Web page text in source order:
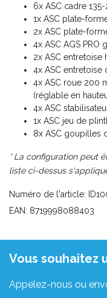
6x ASC cadre
1x ASC plate-
2x ASC plate-
4x ASC AGS
2x ASC entretoise
4x ASC entretoise
4x ASC roue 200
(réglable en
4x ASC
1x ASC jeu de
8x ASC goupilles
* La configuration peut
liste ci-dessus
Numéro de l'article:
EAN: 8719998088403
Vous souhaitez
Appelez-nous ou